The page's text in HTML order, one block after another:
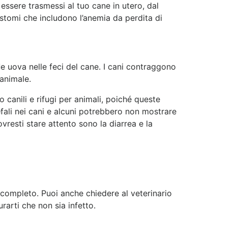
trasmessi al tuo cane in utero, dal
che includono l’anemia da perdita di
uova nelle feci del cane. I cani contraggono
canili e rifugi per animali, poiché queste
nei cani e alcuni potrebbero non mostrare
stare attento sono la diarrea e la
Puoi anche chiedere al veterinario
che non sia infetto.